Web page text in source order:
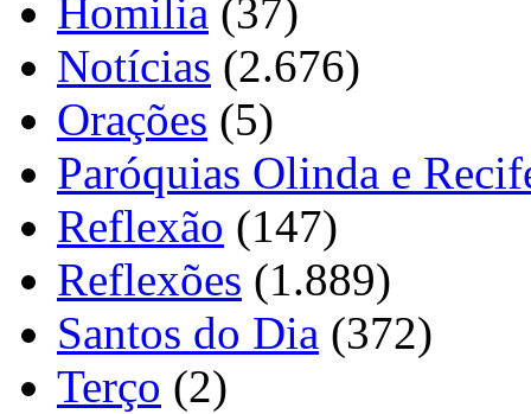
Homilia (37)
Notícias (2.676)
Orações (5)
Paróquias Olinda e
Reflexão (147)
Reflexões (1.889)
Santos do Dia (372)
Terço (2)